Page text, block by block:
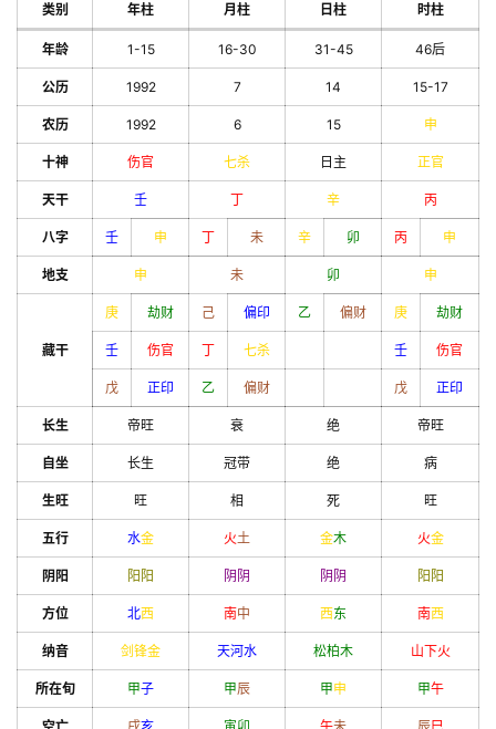
类别 年柱 月柱 日柱 时柱
年龄 1-15 16-30 31-45 46后
公历 1992 7 14 15-17
农历 1992 6 15 申
十神 伤官 七杀 日主 正官
天干 壬 丁 辛 丙
八字 壬 申 丁 未 辛 卯 丙 申
地支 申 未 卯 申
藏干
庚 劫财 己 偏印 乙 偏财 庚 劫财
壬 伤官 丁 七杀 壬 伤官
戊 正印 乙 偏财 戊 正印
长生 帝旺 衰 绝 帝旺
自坐 长生 冠带 绝 病
生旺 旺 相 死 旺
五行 水金 火土 金木 火金
阴阳 阳 阳 阴 阴 阴 阴 阳 阳
方位 北西 南中 西东 南西
纳音 剑锋金 天河水 松柏木 山下火
所在旬 甲子 甲辰 甲申 甲午